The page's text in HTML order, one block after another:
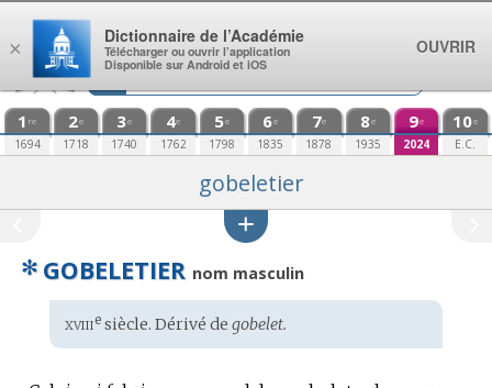
Aller au contenu
1 re
1694
2e
1718
3e
1740
4e
1762
5e
1798
6e
1835
7e
1878
8e
1935
9e
2024
10e
E.C.
gobeletier
✻ GOBELETIER nom masculin
Étymologie
:
xviiiesiècle. Dérivé de gobelet.
×
Dictionnaire de l’Académie
Télécharger ou ouvrir l’application
Disponible sur Android et iOS
OUVRIR